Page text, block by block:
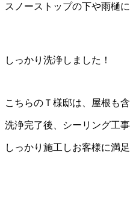
スノーストップの下や雨樋
しっかり洗浄しました！
こちらのＴ様邸は、屋根も
洗浄完了後、シーリング工
しっかり施工しお客様に満